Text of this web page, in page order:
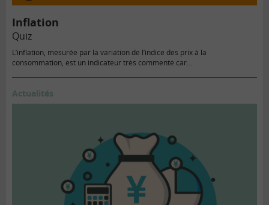
Inflation
Quiz
L’inflation, mesurée par la variation de l’indice des prix à la
consommation, est un indicateur très commenté car…
Actualités